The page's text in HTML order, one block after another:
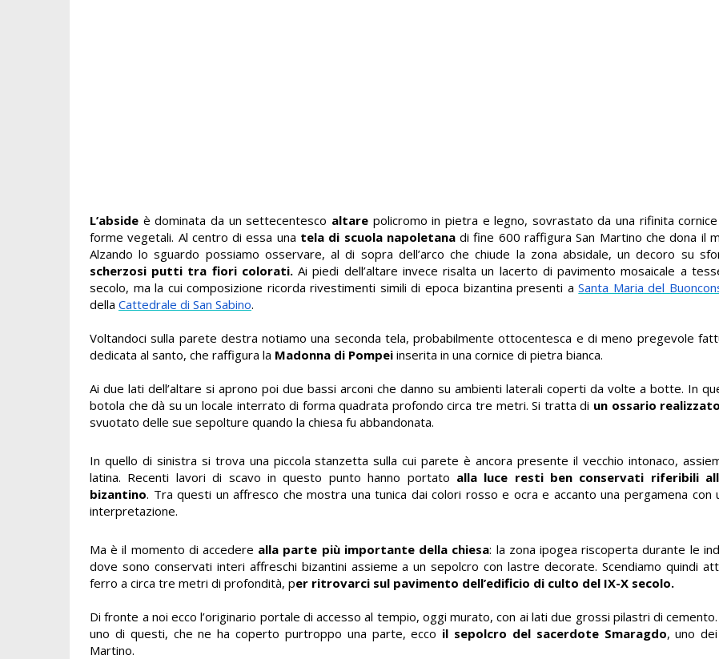
L’abside è dominata da un settecentesco altarepolicromo in pietra e legno, sovrastato da una rifinita
forme vegetali. Al centro di essa una tela di scuola napoletanadi fine 600 raffigura San Martino che dona il
Alzando lo sguardo possiamo osservare, al di sopra dell’arco che chiude la zona absidale, un decoro su
scherzosi putti tra fiori colorati.Ai piedi dell’altare invece risalta un lacerto di pavimento mosaicale a
secolo, ma la cui composizione ricorda rivestimenti simili di epoca bizantina presenti aSanta Maria del
della Cattedrale di San Sabino.
Voltandoci sulla parete destra notiamo una seconda tela, probabilmente ottocentesca e di meno pregevole
dedicata al santo, che raffigura la Madonna di Pompei inserita in una cornice di pietra bianca.
Ai due lati dell’altare si aprono poi due bassi arconi che danno su ambienti laterali coperti da volte a botte. In
botola che dà su un locale interrato di forma quadrata profondo circa tre metri. Si tratta di un ossario
svuotato delle sue sepolture quando la chiesa fu abbandonata.
In quello di sinistra si trova una piccola stanzetta sulla cui parete è ancora presente il vecchio intonaco,
latina. Recenti lavori di scavo in questo punto hanno portato alla luce resti ben conservati riferibili
bizantino. Tra questi un affresco che mostra una tunica dai colori rosso e ocra e accanto una pergamena con
interpretazione.
Ma è il momento di accedere alla parte più importante della chiesa: la zona ipogea riscoperta durante le
dove sono conservati interi affreschi bizantini assieme a un sepolcro con lastre decorate. Scendiamo quindi
ferro a circa tre metri di profondità, per ritrovarci sul pavimento dell’edificio di culto del IX-X secolo.
Di fronte a noi ecco l’originario portale di accesso al tempio, oggi murato, con ai lati due grossi pilastri di
uno di questi, che ne ha coperto purtroppo una parte, ecco il sepolcro del sacerdote Smaragdo, uno
Martino.